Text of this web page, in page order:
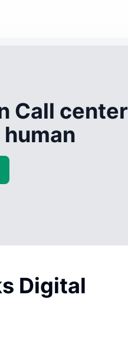
Call center
Digital